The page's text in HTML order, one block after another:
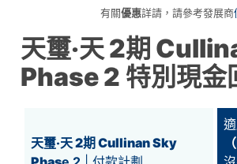
有關優惠詳請，請參考發展商
天璽‧天 2期
Phase 2 特別現金
天璽‧天 2期 Cullinan Sky